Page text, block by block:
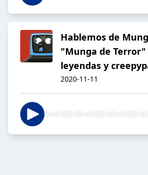
Hablemos de
"Munga de Terror"
leyendas y
2020-11-11